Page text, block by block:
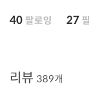
40 팔로잉 27
리뷰 389개